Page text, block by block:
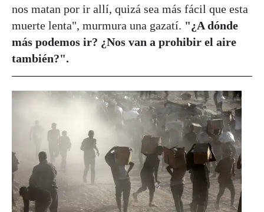
nos matan por ir allí, quizá sea más fácil que esta
muerte lenta", murmura una gazatí. "¿A dónde
más podemos ir? ¿Nos van a prohibir el aire
también?".